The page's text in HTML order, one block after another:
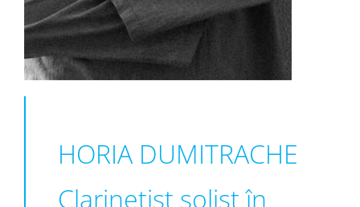
HORIA DUMITRACHE
Clarinetist solist în